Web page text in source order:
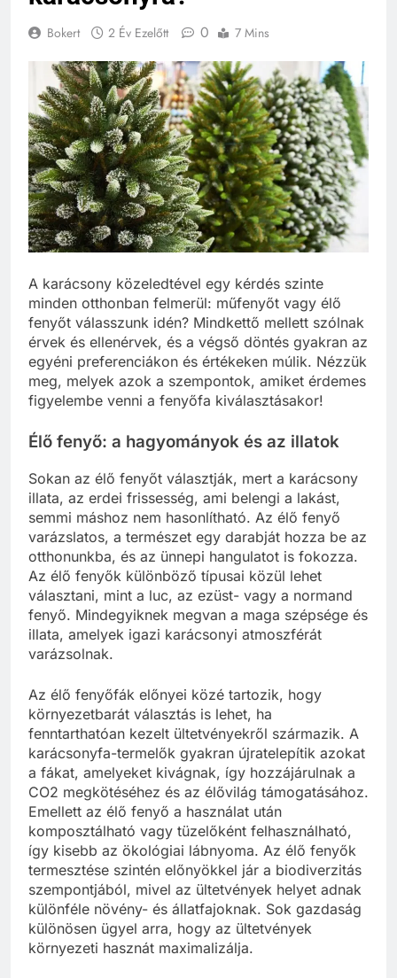
Bokert 2 Év Ezelőtt 0 7 Mins
A karácsony közeledtével egy kérdés szinte
minden otthonban felmerül: műfenyőt vagy élő
fenyőt válasszunk idén? Mindkettő mellett szólnak
érvek és ellenérvek, és a végső döntés gyakran az
egyéni preferenciákon és értékeken múlik. Nézzük
meg, melyek azok a szempontok, amiket érdemes
figyelembe venni a fenyőfa kiválasztásakor!
Élő fenyő: a hagyományok és az illatok
Sokan az élő fenyőt választják, mert a karácsony
illata, az erdei frissesség, ami belengi a lakást,
semmi máshoz nem hasonlítható. Az élő fenyő
varázslatos, a természet egy darabját hozza be az
otthonunkba, és az ünnepi hangulatot is fokozza.
Az élő fenyők különböző típusai közül lehet
választani, mint a luc, az ezüst- vagy a normand
fenyő. Mindegyiknek megvan a maga szépsége és
illata, amelyek igazi karácsonyi atmoszférát
varázsolnak.
Az élő fenyőfák előnyei közé tartozik, hogy
környezetbarát választás is lehet, ha
fenntarthatóan kezelt ültetvényekről származik. A
karácsonyfa-termelők gyakran újratelepítik azokat
a fákat, amelyeket kivágnak, így hozzájárulnak a
CO2 megkötéséhez és az élővilág támogatásához.
Emellett az élő fenyő a használat után
komposztálható vagy tüzelőként felhasználható,
így kisebb az ökológiai lábnyoma. Az élő fenyők
termesztése szintén előnyökkel jár a biodiverzitás
szempontjából, mivel az ültetvények helyet adnak
különféle növény- és állatfajoknak. Sok gazdaság
különösen ügyel arra, hogy az ültetvények
környezeti hasznát maximalizálja.